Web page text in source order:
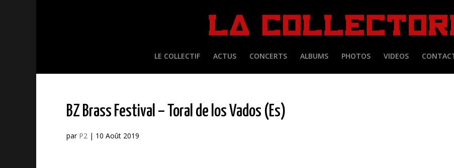
LE COLLECTIF ACTUS CONCERTS ALBUMS PHOTOS VIDEOS
BZ Brass Festival – Toral de los Vados (Es)
par P2 | 10 Août 2019